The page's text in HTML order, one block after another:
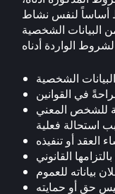
أساساً لنفس نشاط
البيانات الشخصية
للشخص المعني
استحالة فعلية
العقد أو تنفيذه